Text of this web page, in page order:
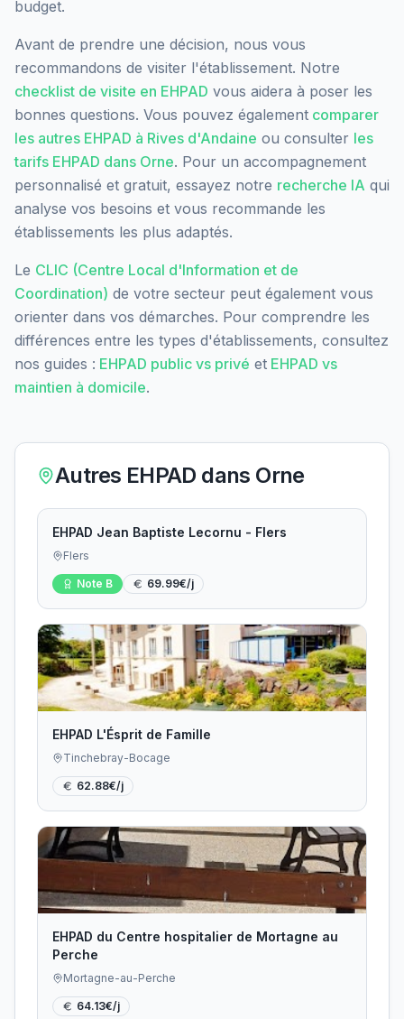
budget.
Avant de prendre une décision, nous vous
recommandons de visiter l'établissement. Notre
checklist de visite en EHPAD vous aidera à poser les
bonnes questions. Vous pouvez également comparer
les autres EHPAD à Rives d'Andaine ou consulter les
tarifs EHPAD dans Orne. Pour un accompagnement
personnalisé et gratuit, essayez notre recherche IA qui
analyse vos besoins et vous recommande les
établissements les plus adaptés.
Le CLIC (Centre Local d'Information et de
Coordination) de votre secteur peut également vous
orienter dans vos démarches. Pour comprendre les
différences entre les types d'établissements, consultez
nos guides : EHPAD public vs privé et EHPAD vs
maintien à domicile.
Autres EHPAD dans Orne
EHPAD Jean Baptiste Lecornu - Flers
Flers
Note B 69.99€/j
EHPAD L'Ésprit de Famille
Tinchebray-Bocage
62.88€/j
EHPAD du Centre hospitalier de Mortagne au
Perche
Mortagne-au-Perche
64.13€/j